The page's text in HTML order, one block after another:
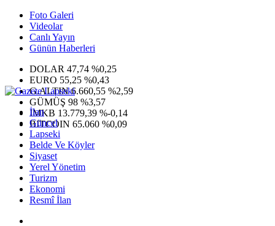
Foto Galeri
Videolar
Canlı Yayın
Günün Haberleri
DOLAR 47,74 %0,25
EURO 55,25 %0,43
G.ALTIN6.660,55 %2,59
GÜMÜŞ 98 %3,57
IMKB 13.779,39 %-0,14
BITCOIN 65.060 %0,09
İlan
Güncel
Lapseki
Belde Ve Köyler
Siyaset
Yerel Yönetim
Turizm
Ekonomi
Resmî İlan